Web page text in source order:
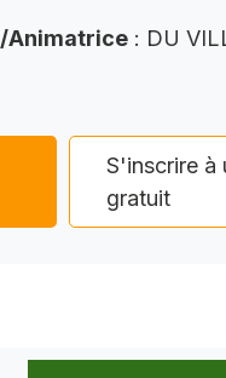
Animatrice : DU
S'inscrire à
gratuit